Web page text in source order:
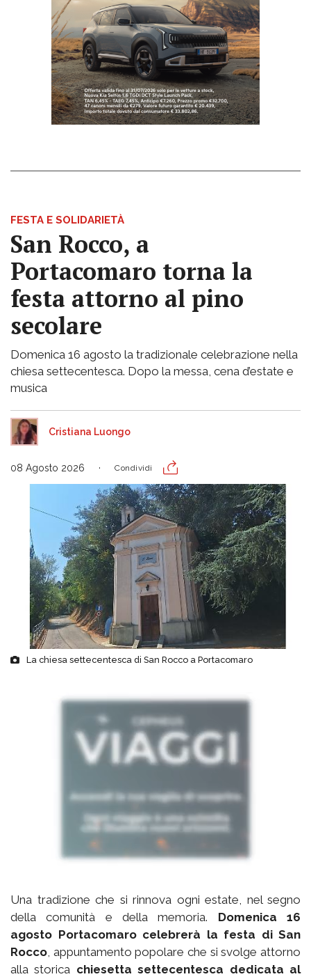
FESTA E SOLIDARIETÀ
San Rocco, a
Portacomaro torna la
festa attorno al pino
secolare
Domenica 16 agosto la tradizionale celebrazione nella
chiesa settecentesca. Dopo la messa, cena d’estate e
musica
Cristiana Luongo
08 Agosto 2026 Condividi
La chiesa settecentesca di San Rocco a Portacomaro
Una tradizione che si rinnova ogni estate, nel segno
della comunità e della memoria. Domenica 16
agosto Portacomaro celebrerà la festa di San
Rocco, appuntamento popolare che si svolge attorno
alla storica chiesetta settecentesca dedicata al